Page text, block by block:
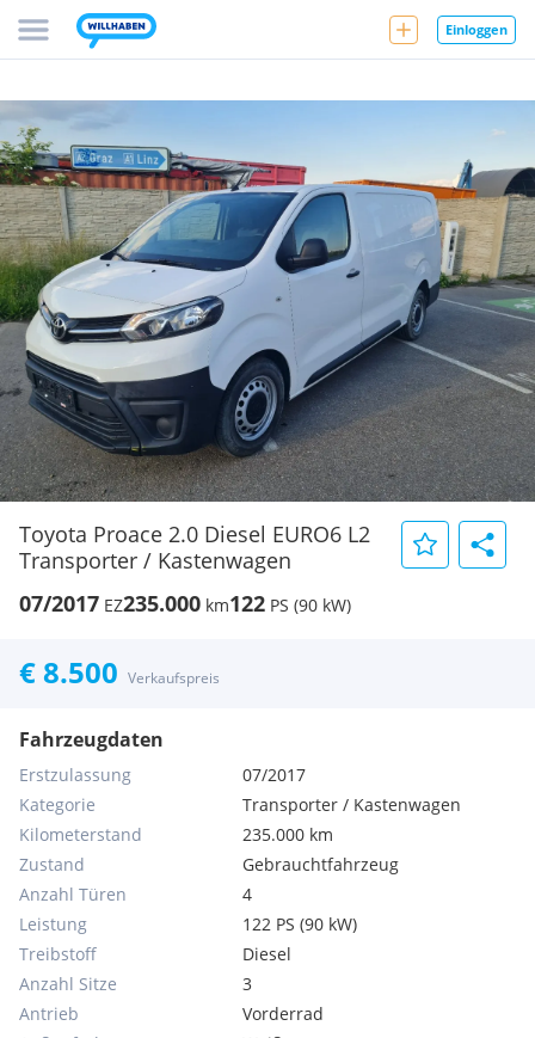
Einloggen
Toyota Proace 2.0 Diesel EURO6 L2
Transporter / Kastenwagen
07/2017 EZ235.000 km122 PS (90 kW)
€ 8.500 Verkaufspreis
Fahrzeugdaten
Erstzulassung
07/2017
Kategorie
Transporter / Kastenwagen
Kilometerstand
235.000 km
Zustand
Gebrauchtfahrzeug
Anzahl Türen
4
Leistung
122 PS (90 kW)
Treibstoff
Diesel
Anzahl Sitze
3
Antrieb
Vorderrad